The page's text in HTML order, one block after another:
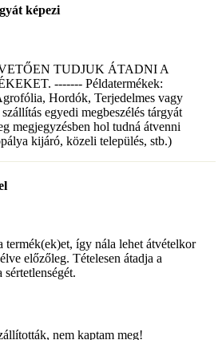
képezi
TUDJUK ÁTADNI A
------- Példatermékek:
Hordók, Terjedelmes vagy
egyedi megbeszélés tárgyát
megjegyzésben hol tudná átvenni
kijáró, közeli település, stb.)
termék(ek)et, így nála lehet átvételkor
előzőleg. Tételesen átadja a
nem kaptam meg!